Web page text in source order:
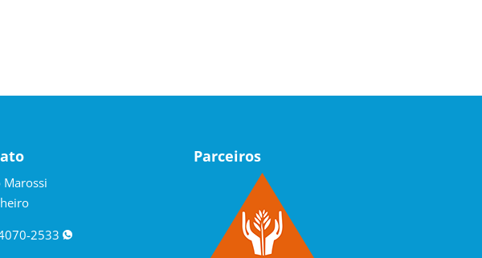
Marossi
2533
Parceiros